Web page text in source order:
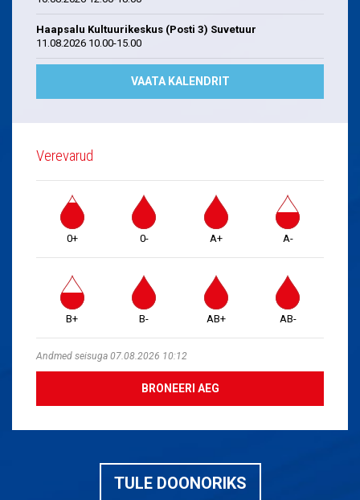
Haapsalu Kultuurikeskus (Posti 3) Suvetuur
11.08.2026 10.00-15.00
VAATA KALENDRIT
Verevarud
0+ 0- A+ A-
B+ B- AB+ AB-
Andmed seisuga 07.08.2026 10:12
BRONEERI AEG
TULE DOONORIKS